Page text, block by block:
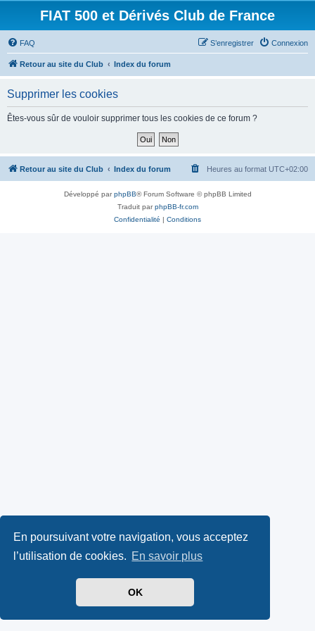
En poursuivant votre navigation, vous acceptez
l’utilisation de cookies. En savoir plus
OK
FIAT 500 et Dérivés Club de France
FAQ Connexion
S’enregistrer
Retour au site du Club Index du forum
Supprimer les cookies
Êtes-vous sûr de vouloir supprimer tous les cookies de ce forum ?
Retour au site du Club Index du forum Heures au format UTC+02:00
Développé parphpBB® Forum Software © phpBB Limited
Traduit parphpBB-fr.com
Confidentialité | Conditions